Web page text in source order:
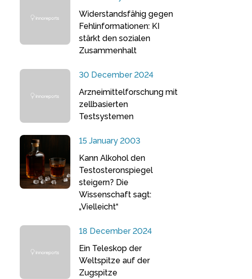
Widerstandsfähig gegen
Fehlinformationen: KI
stärkt den sozialen
Zusammenhalt
30 December 2024
Arzneimittelforschung mit
zellbasierten
Testsystemen
15 January 2003
Kann Alkohol den
Testosteronspiegel
steigern? Die
Wissenschaft sagt:
„Vielleicht“
18 December 2024
Ein Teleskop der
Weltspitze auf der
Zugspitze